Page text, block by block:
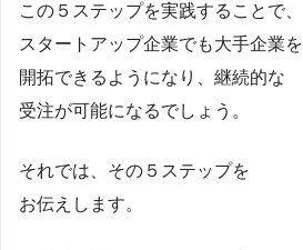
この５ステップを実践することで、
スタートアップ企業でも大手企業を
開拓できるようになり、継続的な
受注が可能になるでしょう。
それでは、その５ステップを
お伝えします。